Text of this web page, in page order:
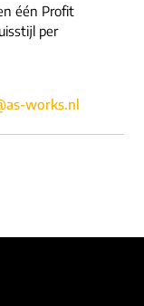
één Profit
per
works.nl